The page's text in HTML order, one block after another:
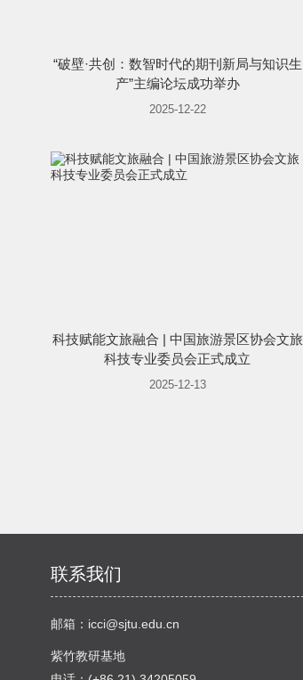
“破壁·共创：数智时代的期刊新局与知识生
产”主编论坛成功举办
2025-12-22
科技赋能文旅融合 | 中国旅游景区协会文旅
科技专业委员会正式成立
2025-12-13
联系我们
邮箱： icci@sjtu.edu.cn
紫竹教研基地